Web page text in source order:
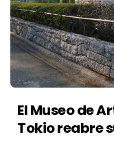
El Museo de
Tokio reabre